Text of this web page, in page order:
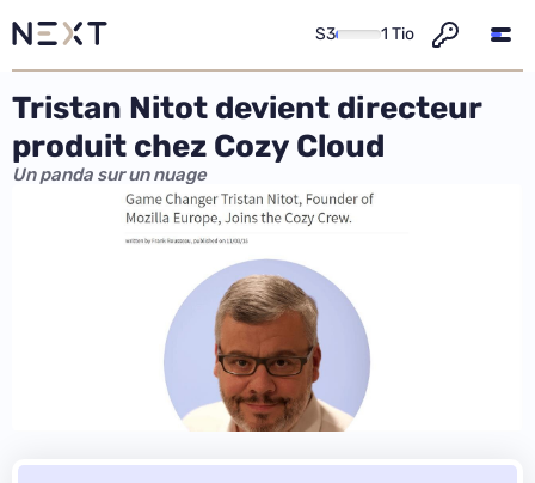
S3 1 Tio
Tristan Nitot devient directeur
produit chez Cozy Cloud
Un panda sur un nuage